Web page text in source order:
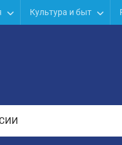
Культура и быт